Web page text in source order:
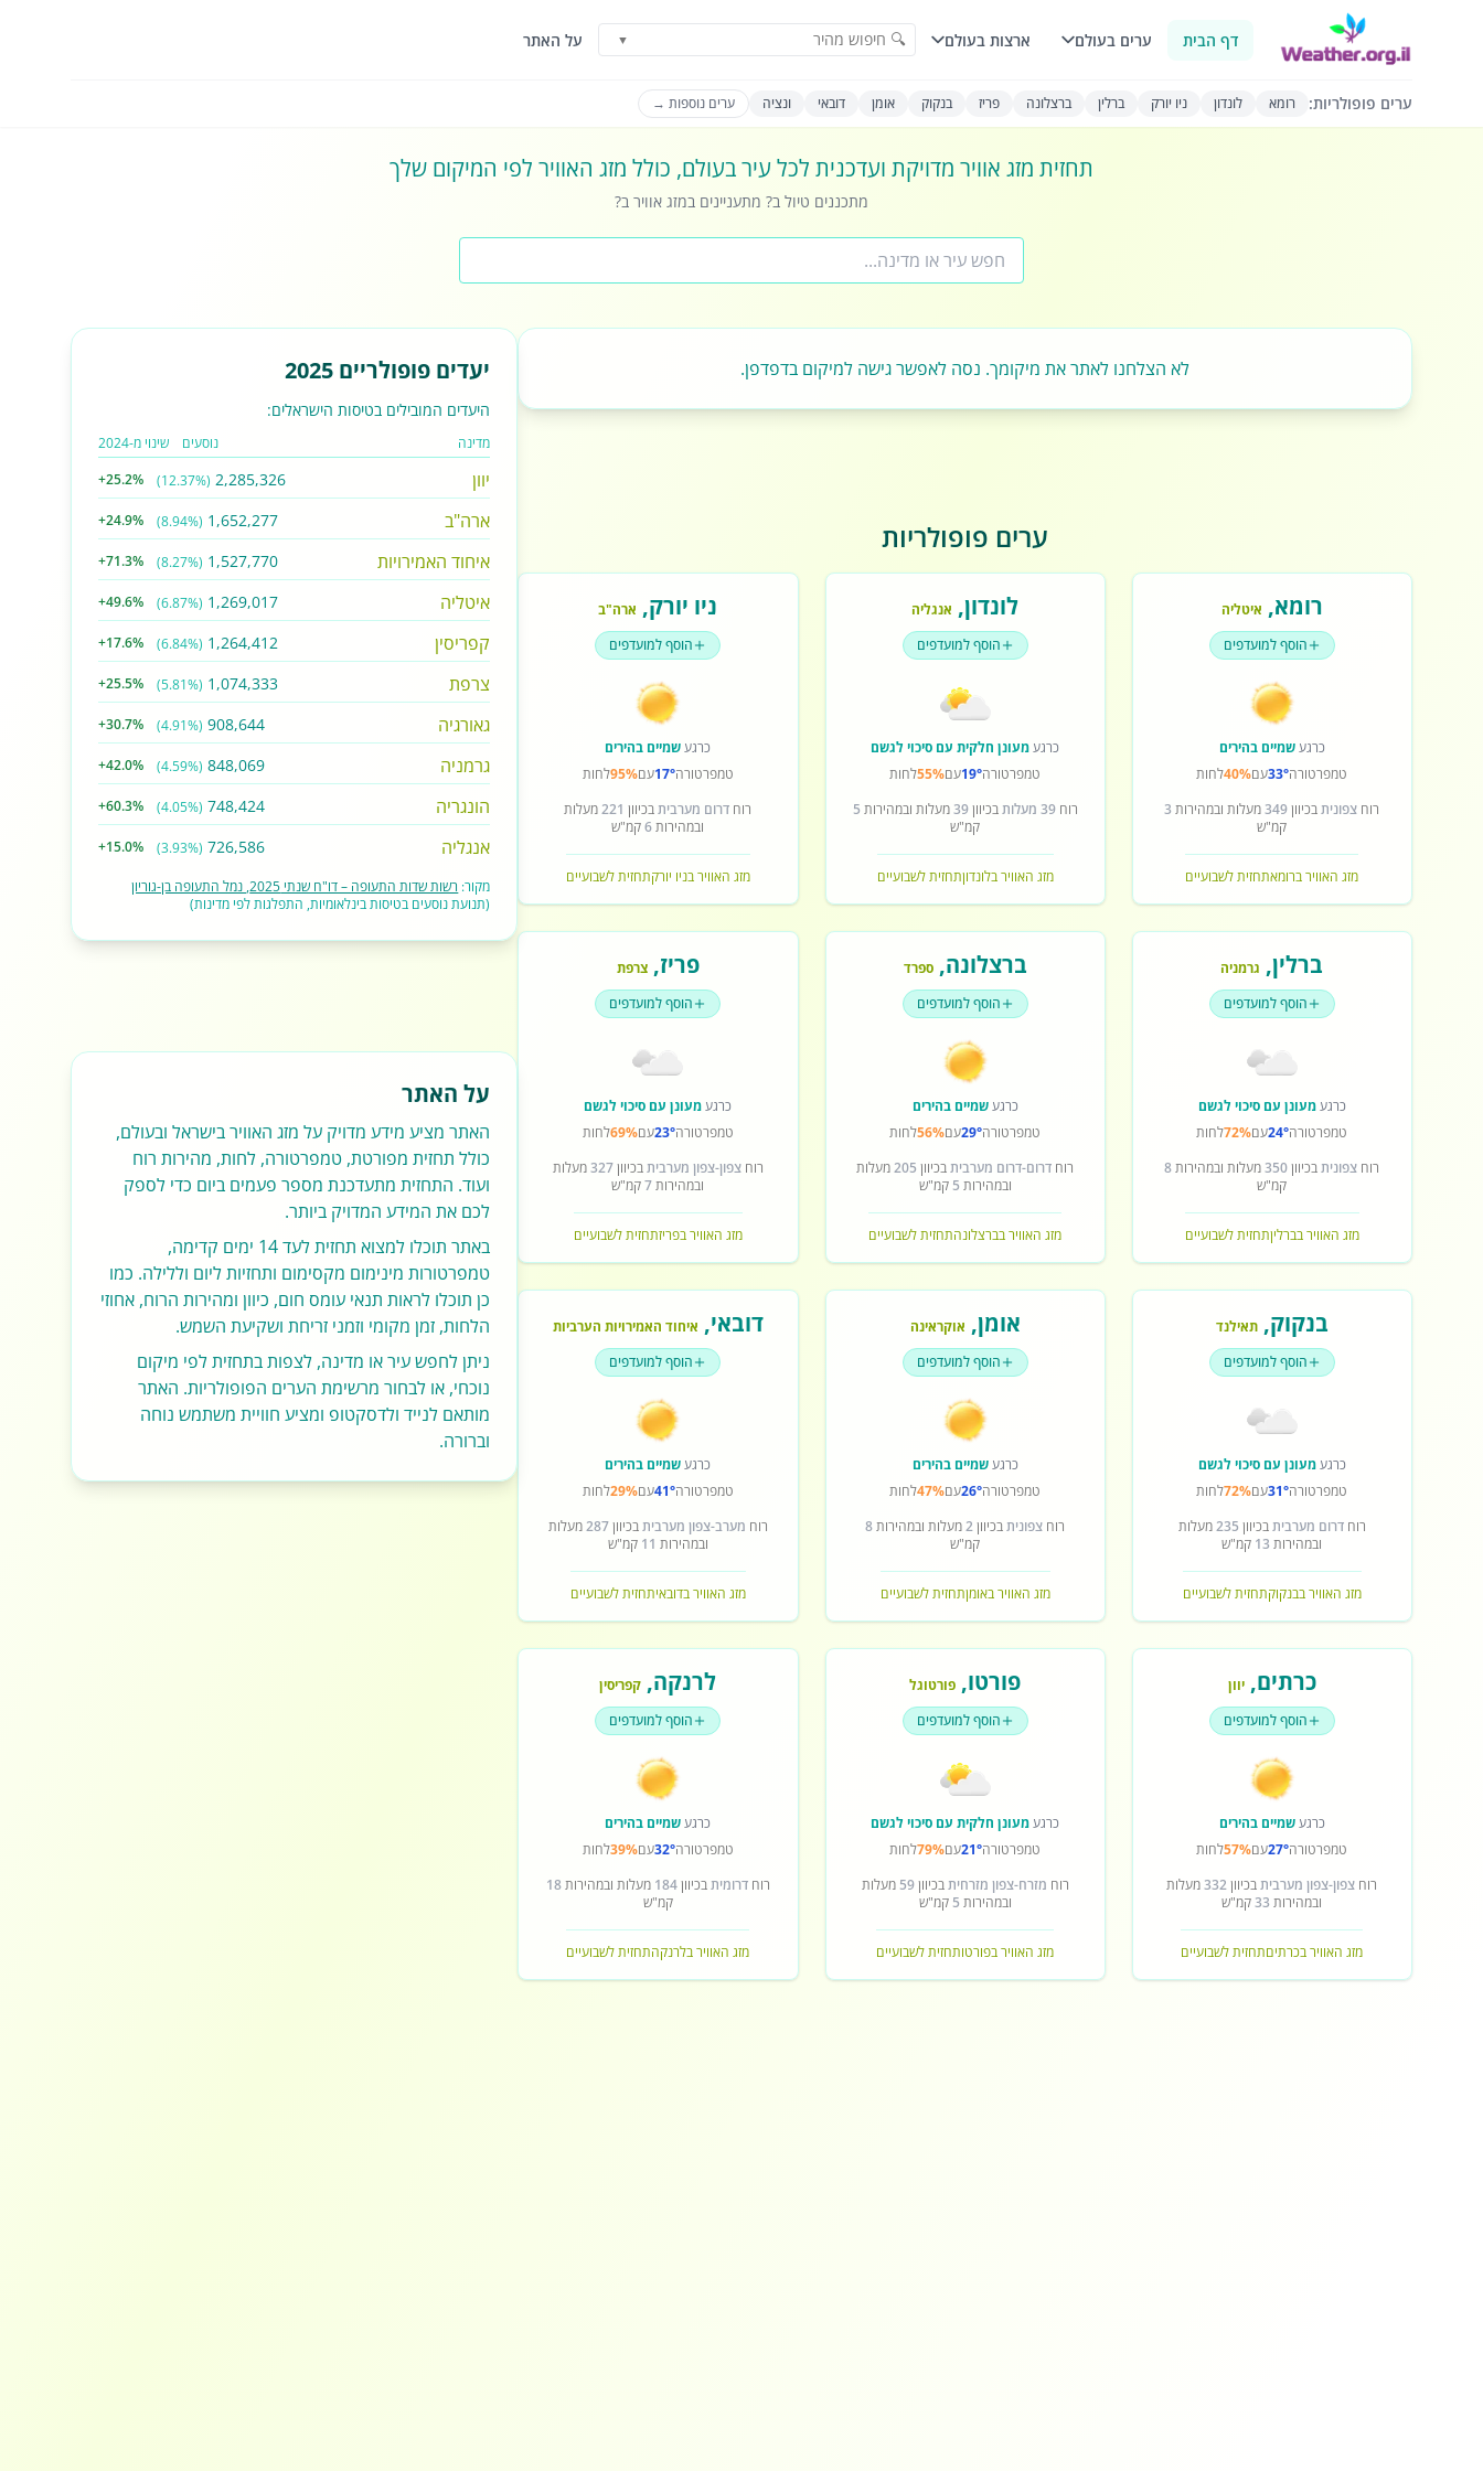
דף הבית ערים בעולם ארצות בעולם 🔍 חיפוש מהיר ▼ על האתר
ערים פופולריות: רומא לונדון ניו יורק ברלין ברצלונה פריז בנקוק אומן דובאי ונציה ערים נוספות →
תחזית מזג אוויר מדויקת ועדכנית לכל עיר בעולם, כולל מזג האוויר לפי המיקום שלך
מתכננים טיול ב? מתעניינים במזג אוויר ב?
לא הצלחנו לאתר את מיקומך. נסה לאפשר גישה למיקום בדפדפן.
ערים פופולריות
רומא, איטליה
הוסף למועדפים
כרגעשמיים בהירים
טמפרטורה33°עם40%לחות
רוח צפוניתבכיוון349מעלות ובמהירות 3
קמ"ש
מזג האוויר ברומאתחזית לשבועיים
לונדון, אנגליה
הוסף למועדפים
כרגעמעונן חלקית עם סיכוי לגשם
טמפרטורה19°עם55%לחות
רוח39 מעלות בכיוון39מעלות ובמהירות 5
קמ"ש
מזג האוויר בלונדוןתחזית לשבועיים
ניו יורק, ארה"ב
הוסף למועדפים
כרגעשמיים בהירים
טמפרטורה17°עם95%לחות
רוח דרום מערביתבכיוון 221מעלות
ובמהירות6קמ"ש
מזג האוויר בניו יורקתחזית לשבועיים
ברלין, גרמניה
הוסף למועדפים
כרגעמעונן עם סיכוי לגשם
טמפרטורה24°עם72%לחות
רוח צפוניתבכיוון350מעלות ובמהירות8
קמ"ש
מזג האוויר בברליןתחזית לשבועיים
ברצלונה,ספרד
הוסף למועדפים
כרגעשמיים בהירים
טמפרטורה29°עם56%לחות
רוח דרום-דרום מערביתבכיוון 205מעלות
ובמהירות 5 קמ"ש
מזג האוויר בברצלונהתחזית לשבועיים
פריז,צרפת
הוסף למועדפים
כרגעמעונן עם סיכוי לגשם
טמפרטורה23°עם69%לחות
רוחצפון-צפון מערביתבכיוון327מעלות
ובמהירות7קמ"ש
מזג האוויר בפריזתחזית לשבועיים
בנקוק,תאילנד
הוסף למועדפים
כרגעמעונן עם סיכוי לגשם
טמפרטורה31°עם72%לחות
רוחדרום מערביתבכיוון 235מעלות
ובמהירות 13 קמ"ש
מזג האוויר בבנקוקתחזית לשבועיים
אומן, אוקראינה
הוסף למועדפים
כרגעשמיים בהירים
טמפרטורה26°עם47%לחות
רוח צפוניתבכיוון2מעלות ובמהירות8
קמ"ש
מזג האוויר באומןתחזית לשבועיים
דובאי, איחוד האמירויות הערביות
הוסף למועדפים
כרגעשמיים בהירים
טמפרטורה41°עם29%לחות
רוח מערב-צפון מערביתבכיוון287מעלות
ובמהירות 11 קמ"ש
מזג האוויר בדובאיתחזית לשבועיים
כרתים,יוון
הוסף למועדפים
כרגעשמיים בהירים
טמפרטורה27°עם57%לחות
רוח צפון-צפון מערביתבכיוון332מעלות
ובמהירות 33קמ"ש
מזג האוויר בכרתיםתחזית לשבועיים
פורטו, פורטוגל
הוסף למועדפים
כרגעמעונן חלקית עם סיכוי לגשם
טמפרטורה21°עם79%לחות
רוח מזרח-צפון מזרחיתבכיוון59 מעלות
ובמהירות 5 קמ"ש
מזג האוויר בפורטותחזית לשבועיים
לרנקה, קפריסין
הוסף למועדפים
כרגעשמיים בהירים
טמפרטורה32°עם39%לחות
רוחדרומיתבכיוון184 מעלות ובמהירות18
קמ"ש
מזג האוויר בלרנקהתחזית לשבועיים
יעדים פופולריים 2025
היעדים המובילים בטיסות הישראלים:
מדינה נוסעים שינוי מ-2024
יוון 2,285,326
(12.37%)
+25.2%
ארה"ב 1,652,277
(8.94%)
+24.9%
איחוד האמירויות 1,527,770
(8.27%)
+71.3%
איטליה 1,269,017
(6.87%)
+49.6%
קפריסין 1,264,412
(6.84%)
+17.6%
צרפת 1,074,333
(5.81%)
+25.5%
גאורגיה 908,644
(4.91%)
+30.7%
גרמניה 848,069
(4.59%)
+42.0%
הונגריה 748,424
(4.05%)
+60.3%
אנגליה 726,586
(3.93%)
+15.0%
מקור: רשות שדות התעופה – דו"ח שנתי 2025, נמל התעופה בן-גוריון
(תנועת נוסעים בטיסות בינלאומיות, התפלגות לפי מדינות)
על האתר
האתר מציע מידע מדויק על מזג האוויר בישראל ובעולם,
כולל תחזית מפורטת, טמפרטורה, לחות, מהירות רוח
ועוד. התחזית מתעדכנת מספר פעמים ביום כדי לספק
לכם את המידע המדויק ביותר.
באתר תוכלו למצוא תחזית לעד 14 ימים קדימה,
טמפרטורות מינימום מקסימום ותחזיות ליום וללילה. כמו
כן תוכלו לראות תנאי עומס חום, כיוון ומהירות הרוח, אחוזי
הלחות, זמן מקומי וזמני זריחת ושקיעת השמש.
ניתן לחפש עיר או מדינה, לצפות בתחזית לפי מיקום
נוכחי, או לבחור מרשימת הערים הפופולריות. האתר
מותאם לנייד ולדסקטופ ומציע חוויית משתמש נוחה
וברורה.